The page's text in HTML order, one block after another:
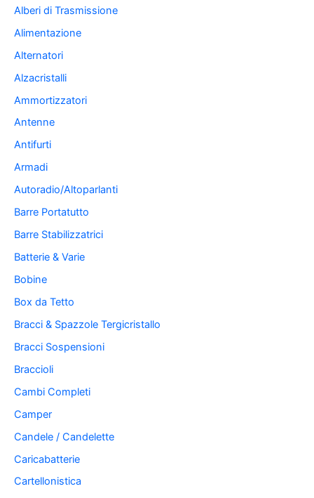
Alberi di Trasmissione
Alimentazione
Alternatori
Alzacristalli
Ammortizzatori
Antenne
Antifurti
Armadi
Autoradio/Altoparlanti
Barre Portatutto
Barre Stabilizzatrici
Batterie & Varie
Bobine
Box da Tetto
Bracci & Spazzole Tergicristallo
Bracci Sospensioni
Braccioli
Cambi Completi
Camper
Candele / Candelette
Caricabatterie
Cartellonistica